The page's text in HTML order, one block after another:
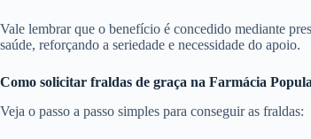
Vale lembrar que o benefício é concedido mediante
saúde, reforçando a seriedade e necessidade do apoio.
Como solicitar fraldas de graça na Farmácia
Veja o passo a passo simples para conseguir as fraldas: